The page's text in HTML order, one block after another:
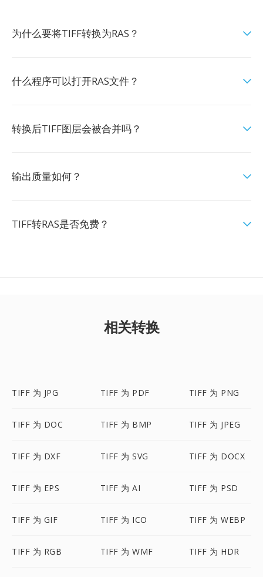
为什么要将TIFF转换为RAS？
什么程序可以打开RAS文件？
转换后TIFF图层会被合并吗？
输出质量如何？
TIFF转RAS是否免费？
相关转换
TIFF 为 JPG TIFF 为 PDF TIFF 为 PNG
TIFF 为 DOC TIFF 为 BMP TIFF 为 JPEG
TIFF 为 DXF TIFF 为 SVG TIFF 为 DOCX
TIFF 为 EPS TIFF 为 AI TIFF 为 PSD
TIFF 为 GIF TIFF 为 ICO TIFF 为 WEBP
TIFF 为 RGB TIFF 为 WMF TIFF 为 HDR